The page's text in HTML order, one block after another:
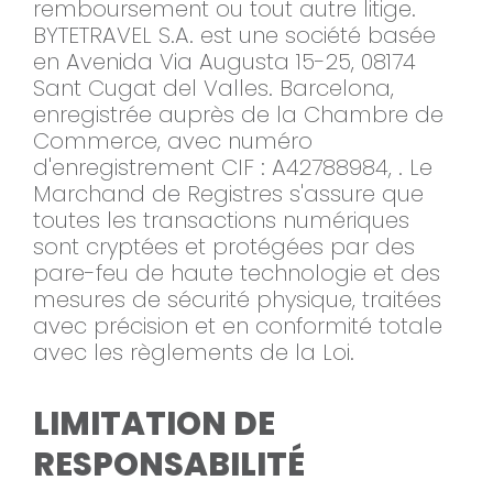
remboursement ou tout autre litige.
BYTETRAVEL S.A. est une société basée
en Avenida Via Augusta 15-25, 08174
Sant Cugat del Valles. Barcelona,
enregistrée auprès de la Chambre de
Commerce, avec numéro
d'enregistrement CIF : A42788984, . Le
Marchand de Registres s'assure que
toutes les transactions numériques
sont cryptées et protégées par des
pare-feu de haute technologie et des
mesures de sécurité physique, traitées
avec précision et en conformité totale
avec les règlements de la Loi.
LIMITATION DE
RESPONSABILITÉ